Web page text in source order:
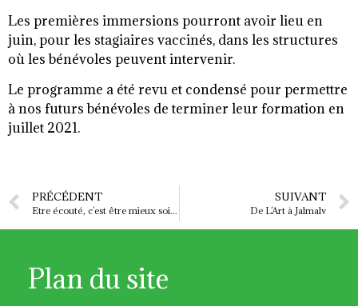
Les premières immersions pourront avoir lieu en
juin, pour les stagiaires vaccinés, dans les structures
où les bénévoles peuvent intervenir.
Le programme a été revu et condensé pour permettre
à nos futurs bénévoles de terminer leur formation en
juillet 2021.
PRÉCÉDENT
Etre écouté, c’est être mieux soigné……
SUIVANT
De L’Art à Jalmalv
Plan du site